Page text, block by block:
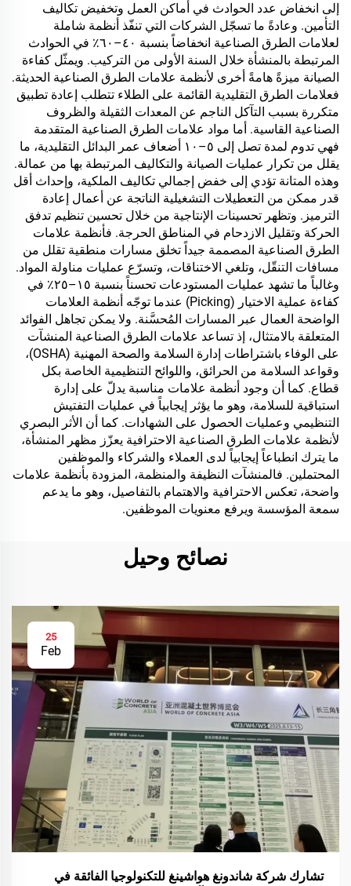
إلى انخفاض عدد الحوادث في أماكن العمل وتخفيض تكاليف
التأمين. وعادةً ما تسجّل الشركات التي تنفّذ أنظمة شاملة
لعلامات الطرق الصناعية انخفاضاً بنسبة ٤٠–٦٠٪ في الحوادث
المرتبطة بالمنشأة خلال السنة الأولى من التركيب. ويمثّل كفاءة
الصيانة ميزةً هامةً أخرى لأنظمة علامات الطرق الصناعية الحديثة.
فعلامات الطرق التقليدية القائمة على الطلاء تتطلب إعادة تطبيق
متكررة بسبب التآكل الناجم عن المعدات الثقيلة والظروف
الصناعية القاسية. أما مواد علامات الطرق الصناعية المتقدمة
فهي تدوم لمدة تصل إلى ٥–١٠ أضعاف عمر البدائل التقليدية، ما
يقلل من تكرار عمليات الصيانة والتكاليف المرتبطة بها من عمالة.
وهذه المتانة تؤدي إلى خفض إجمالي تكاليف الملكية، وإحداث أقل
قدر ممكن من التعطيلات التشغيلية الناتجة عن أعمال إعادة
الترميز. وتظهر تحسينات الإنتاجية من خلال تحسين تنظيم تدفق
الحركة وتقليل الازدحام في المناطق الحرجة. فأنظمة علامات
الطرق الصناعية المصممة جيداً تخلق مسارات منطقية تقلل من
مسافات التنقّل، وتلغي الاختناقات، وتسرّع عمليات مناولة المواد.
وغالباً ما تشهد عمليات المستودعات تحسناً بنسبة ١٥–٢٥٪ في
كفاءة عملية الاختيار (Picking) عندما توجّه أنظمة العلامات
الواضحة العمال عبر المسارات المُحسَّنة. ولا يمكن تجاهل الفوائد
المتعلقة بالامتثال، إذ تساعد علامات الطرق الصناعية المنشآت
على الوفاء باشتراطات إدارة السلامة والصحة المهنية (OSHA)،
وقواعد السلامة من الحرائق، واللوائح التنظيمية الخاصة بكل
قطاع. كما أن وجود أنظمة علامات مناسبة يدلّ على إدارة
استباقية للسلامة، وهو ما يؤثر إيجابياً في عمليات التفتيش
التنظيمي وعمليات الحصول على الشهادات. كما أن الأثر البصري
لأنظمة علامات الطرق الصناعية الاحترافية يعزّز مظهر المنشأة،
ما يترك انطباعاً إيجابياً لدى العملاء والشركاء والموظفين
المحتملين. فالمنشآت النظيفة والمنظمة، المزودة بأنظمة علامات
واضحة، تعكس الاحترافية والاهتمام بالتفاصيل، وهو ما يدعم
سمعة المؤسسة ويرفع معنويات الموظفين.
نصائح وحيل
25
Feb
تشارك شركة شاندونغ هواشينغ للتكنولوجيا الفائقة في